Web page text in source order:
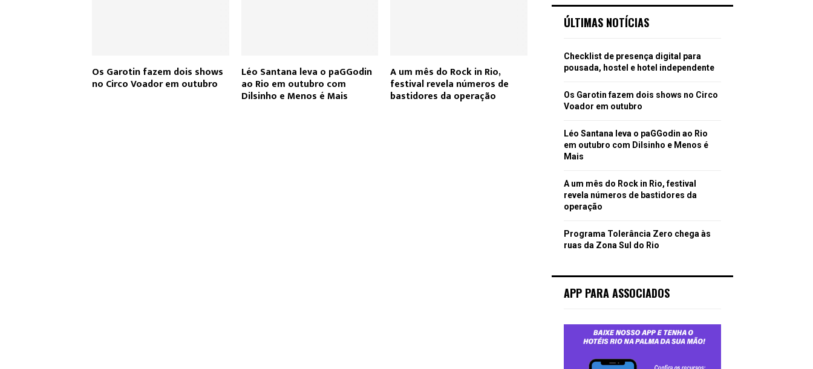
Os Garotin fazem dois shows
no Circo Voador em outubro
Léo Santana leva o paGGodin
ao Rio em outubro com
Dilsinho e Menos é Mais
A um mês do Rock in Rio,
festival revela números de
bastidores da operação
ÚLTIMAS NOTÍCIAS
Checklist de presença digital para
pousada, hostel e hotel independente
Os Garotin fazem dois shows no Circo
Voador em outubro
Léo Santana leva o paGGodin ao Rio
em outubro com Dilsinho e Menos é
Mais
A um mês do Rock in Rio, festival
revela números de bastidores da
operação
Programa Tolerância Zero chega às
ruas da Zona Sul do Rio
APP PARA ASSOCIADOS